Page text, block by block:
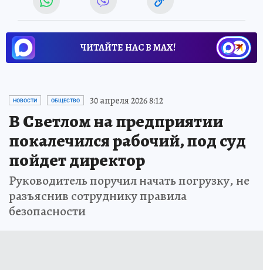
ЧИТАЙТЕ НАС В МАХ!
НОВОСТИ ОБЩЕСТВО 30 апреля 2026 8:12
В Светлом на предприятии
покалечился рабочий, под суд
пойдет директор
Руководитель поручил начать погрузку, не
разъяснив сотруднику правила
безопасности